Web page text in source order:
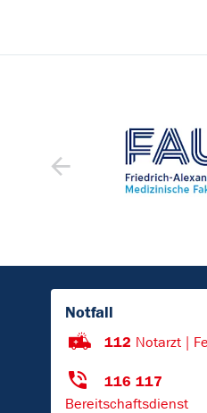
Notfall
112 Notarzt |
116 117
Bereitschaftsdienst